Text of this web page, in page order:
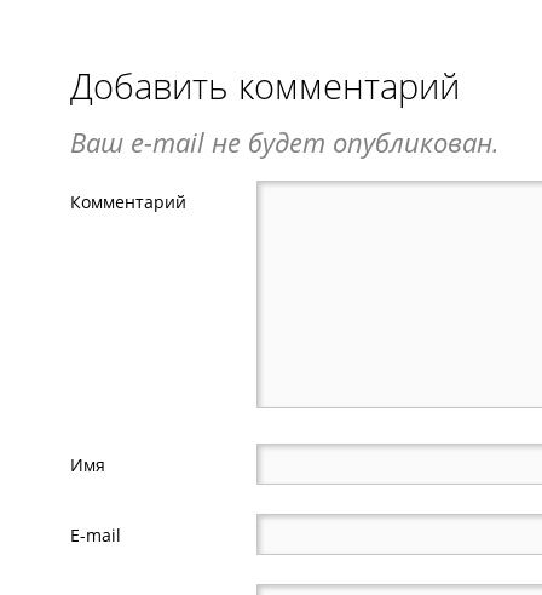
Добавить комментарий
Ваш e-mail не будет опубликован.
Комментарий
Имя
E-mail